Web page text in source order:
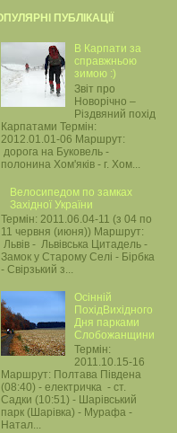
ПУБЛІКАЦІЇ
В Карпати за
справжньою
зимою :)
Звіт про
Новорічно –
Різдвяний похід
Карпатами Термін:
2012.01.01-06 Маршрут:
дорога на Буковель -
полонина Хом'яків - г. Хом...
Велосипедом по замках
Західної України
Термін: 2011.06.04-11 (з 04 по
11 червня (июня)) Маршрут:
Львів - Львівська Цитадель -
Замок у Старому Селі - Бірбка
- Свірзький з...
Осінній
ПохідВихідного
Дня парками
Слобожанщини
Термін:
2011.10.15-16
Маршрут: Полтава Південа
(08:40) - електричка - ст.
Садки (10:51) - Шарівський
парк (Шарівка) - Мурафа -
Натал...